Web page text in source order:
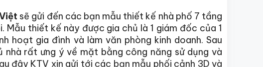
sẽ gửi đến các bạn mẫu thiết kế nhà phố 7 tầng
thiết kế này được gia chủ là 1 giám đốc của 1
hoạt gia đình và làm văn phòng kinh doanh. Sau
rất ưng ý về mặt bằng công năng sử dụng và
đây KTV xin gửi tới các bạn mẫu phối cảnh 3D và